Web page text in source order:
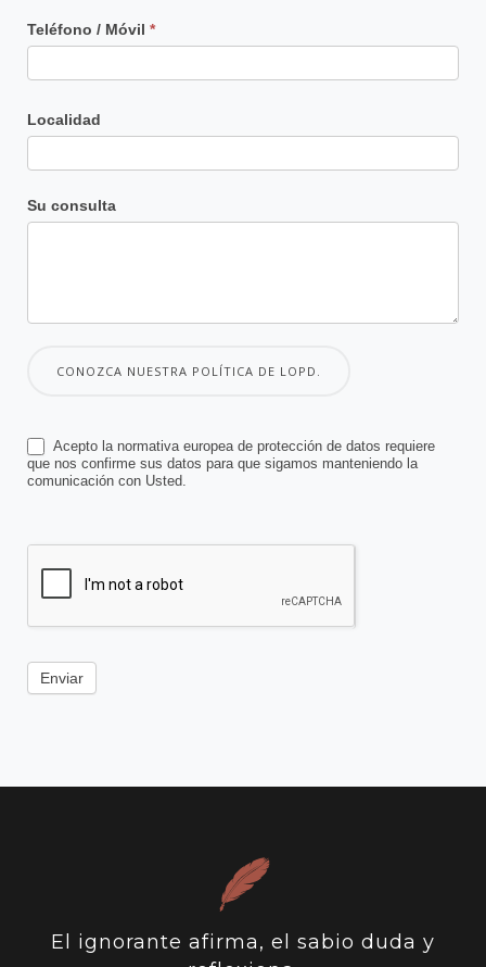
Teléfono / Móvil *
Localidad
Su consulta
CONOZCA NUESTRA POLÍTICA DE LOPD.
Acepto la normativa europea de protección de datos requiere
que nos confirme sus datos para que sigamos manteniendo la
comunicación con Usted.
Enviar
El ignorante afirma, el sabio duda y